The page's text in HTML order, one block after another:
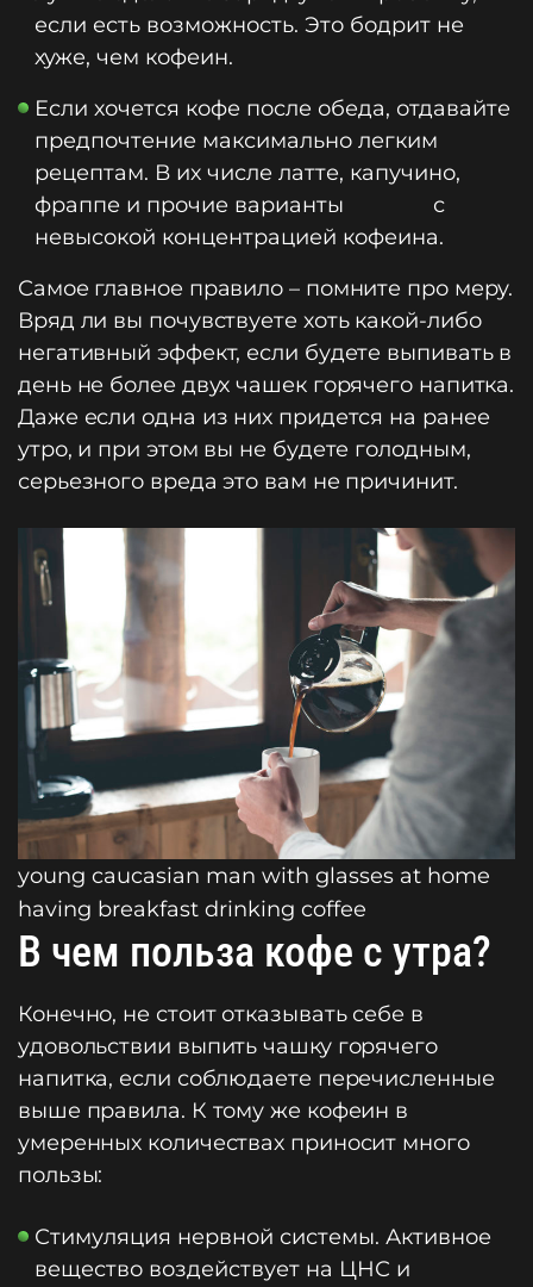
если есть возможность. Это бодрит не
хуже, чем кофеин.
Если хочется кофе после обеда, отдавайте
предпочтение максимально легким
рецептам. В их числе латте, капучино,
фраппе и прочие варианты с
невысокой концентрацией кофеина.
Самое главное правило – помните про меру.
Вряд ли вы почувствуете хоть какой-либо
негативный эффект, если будете выпивать в
день не более двух чашек горячего напитка.
Даже если одна из них придется на ранее
утро, и при этом вы не будете голодным,
серьезного вреда это вам не причинит.
young caucasian man with glasses at home
having breakfast drinking coffee
В чем польза кофе с утра?
Конечно, не стоит отказывать себе в
удовольствии выпить чашку горячего
напитка, если соблюдаете перечисленные
выше правила. К тому же кофеин в
умеренных количествах приносит много
пользы:
Стимуляция нервной системы. Активное
вещество воздействует на ЦНС и